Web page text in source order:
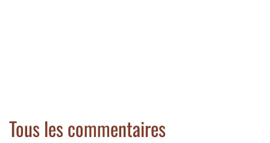
Tous les commentaires